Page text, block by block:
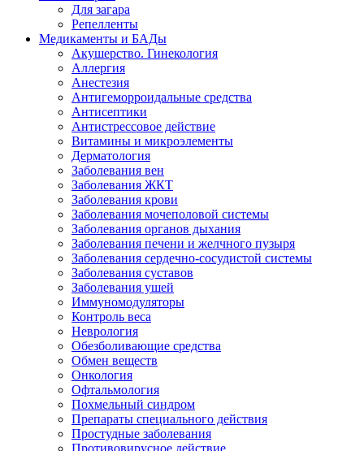
Для загара
Репелленты
Медикаменты и БАДы
Акушерство. Гинекология
Аллергия
Анестезия
Антигеморроидальные средства
Антисептики
Антистрессовое действие
Витамины и микроэлементы
Дерматология
Заболевания вен
Заболевания ЖКТ
Заболевания крови
Заболевания мочеполовой системы
Заболевания органов дыхания
Заболевания печени и желчного пузыря
Заболевания сердечно-сосудистой системы
Заболевания суставов
Заболевания ушей
Иммуномодуляторы
Контроль веса
Неврология
Обезболивающие средства
Обмен веществ
Онкология
Офтальмология
Похмельный синдром
Препараты специального действия
Простудные заболевания
Противовирусное действие